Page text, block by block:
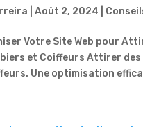
|Août 2, 2024
Votre Site Web pour
et Coiffeurs Attirer
Une optimisation